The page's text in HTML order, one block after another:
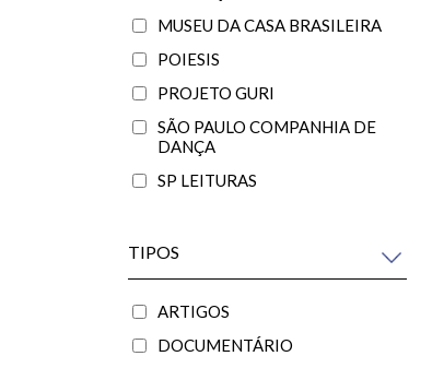
MUSEU DA CASA BRASILEIRA
POIESIS
PROJETO GURI
SÃO PAULO COMPANHIA DE
DANÇA
SP LEITURAS
TIPOS
ARTIGOS
DOCUMENTÁRIO